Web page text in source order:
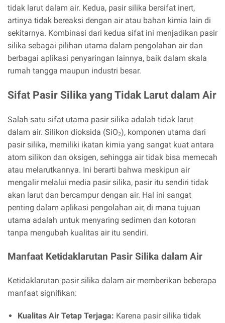
tidak larut dalam air. Kedua, pasir silika bersifat inert,
artinya tidak bereaksi dengan air atau bahan kimia lain di
sekitarnya. Kombinasi dari kedua sifat ini menjadikan pasir
silika sebagai pilihan utama dalam pengolahan air dan
berbagai aplikasi penyaringan lainnya, baik dalam skala
rumah tangga maupun industri besar.
Sifat Pasir Silika yang Tidak Larut dalam Air
Salah satu sifat utama pasir silika adalah tidak larut
dalam air. Silikon dioksida (SiO₂), komponen utama dari
pasir silika, memiliki ikatan kimia yang sangat kuat antara
atom silikon dan oksigen, sehingga air tidak bisa memecah
atau melarutkannya. Ini berarti bahwa meskipun air
mengalir melalui media pasir silika, pasir itu sendiri tidak
akan larut dan bercampur dengan air. Hal ini sangat
penting dalam aplikasi pengolahan air, di mana tujuan
utama adalah untuk menyaring sedimen dan kotoran
tanpa mengubah kualitas air itu sendiri.
Manfaat Ketidaklarutan Pasir Silika dalam Air
Ketidaklarutan pasir silika dalam air memberikan beberapa
manfaat signifikan:
Kualitas Air Tetap Terjaga: Karena pasir silika tidak